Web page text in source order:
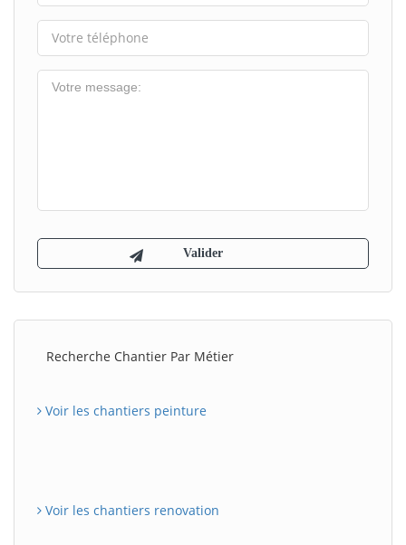
Recherche Chantier Par Métier
Voir les chantiers peinture
Voir les chantiers renovation